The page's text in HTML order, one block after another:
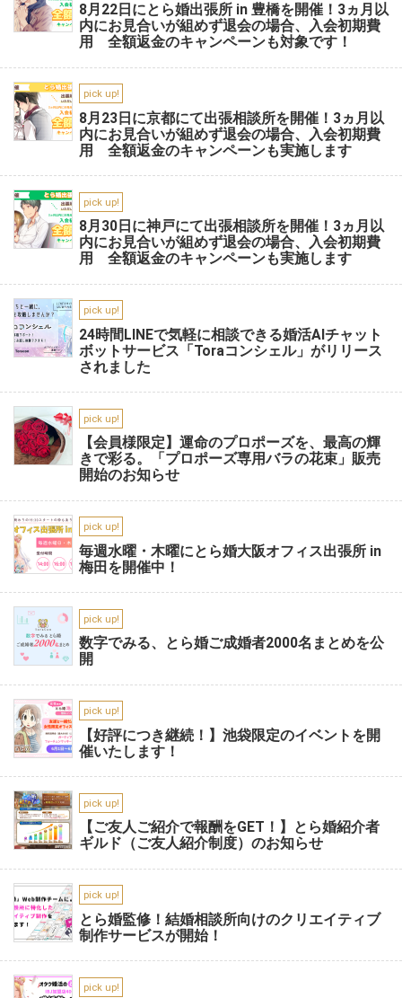
8月22日にとら婚出張所 in 豊橋を開催！3ヵ月以
内にお見合いが組めず退会の場合、入会初期費
用 全額返金のキャンペーンも対象です！
pick up!
8月23日に京都にて出張相談所を開催！3ヵ月以
内にお見合いが組めず退会の場合、入会初期費
用 全額返金のキャンペーンも実施します
pick up!
8月30日に神戸にて出張相談所を開催！3ヵ月以
内にお見合いが組めず退会の場合、入会初期費
用 全額返金のキャンペーンも実施します
pick up!
24時間LINEで気軽に相談できる婚活AIチャット
ボットサービス「Toraコンシェル」がリリース
されました
pick up!
【会員様限定】運命のプロポーズを、最高の輝
きで彩る。「プロポーズ専用バラの花束」販売
開始のお知らせ
pick up!
毎週水曜・木曜にとら婚大阪オフィス出張所 in
梅田を開催中！
pick up!
数字でみる、とら婚ご成婚者2000名まとめを公
開
pick up!
【好評につき継続！】池袋限定のイベントを開
催いたします！
pick up!
【ご友人ご紹介で報酬をGET！】とら婚紹介者
ギルド（ご友人紹介制度）のお知らせ
pick up!
とら婚監修！結婚相談所向けのクリエイティブ
制作サービスが開始！
pick up!